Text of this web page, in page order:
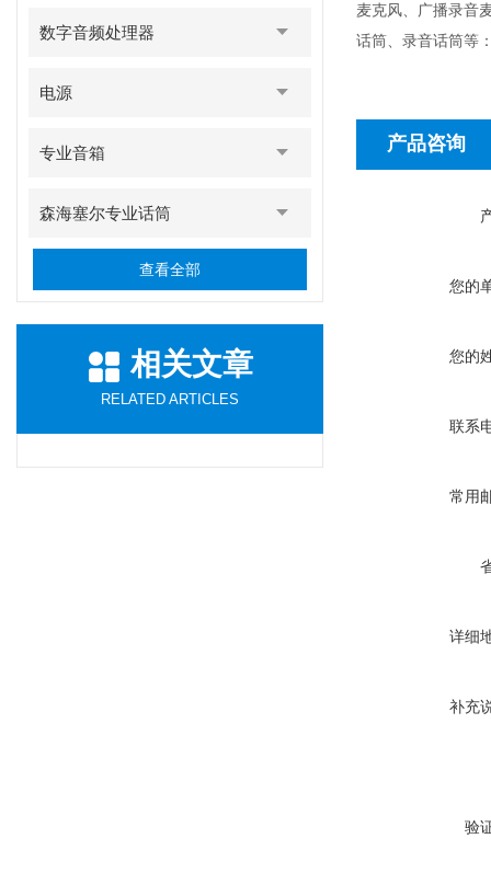
数字音频处理器
电源
专业音箱
森海塞尔专业话筒
查看全部
相关文章
RELATED ARTICLES
麦克风、广播录音
话筒、录音话筒等
产品咨询
您的
您的
联系
常用
详细
补充
验